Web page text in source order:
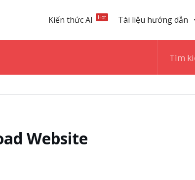
Kiến thức AI Hot Tài liệu hướng dẫn
Website